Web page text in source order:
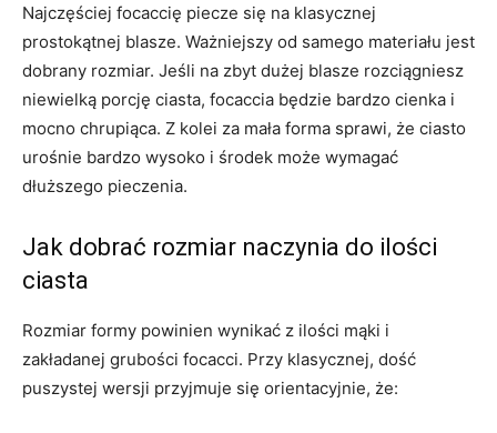
Najczęściej focaccię piecze się na klasycznej
prostokątnej blasze. Ważniejszy od samego materiału jest
dobrany rozmiar. Jeśli na zbyt dużej blasze rozciągniesz
niewielką porcję ciasta, focaccia będzie bardzo cienka i
mocno chrupiąca. Z kolei za mała forma sprawi, że ciasto
urośnie bardzo wysoko i środek może wymagać
dłuższego pieczenia.
Jak dobrać rozmiar naczynia do ilości
ciasta
Rozmiar formy powinien wynikać z ilości mąki i
zakładanej grubości focacci. Przy klasycznej, dość
puszystej wersji przyjmuje się orientacyjnie, że: